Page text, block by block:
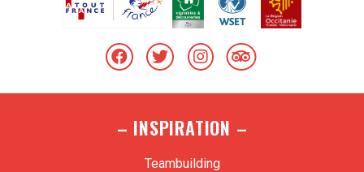
– INSPIRATION –
Teambuilding